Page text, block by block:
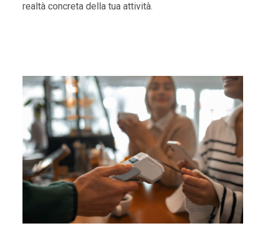
realtà concreta della tua attività.